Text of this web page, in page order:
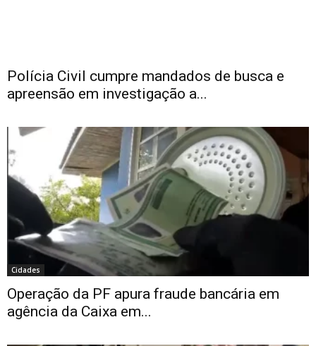
Polícia Civil cumpre mandados de busca e
apreensão em investigação a...
Cidades
Operação da PF apura fraude bancária em
agência da Caixa em...